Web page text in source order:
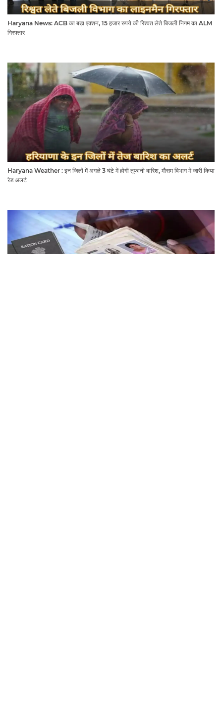
Haryana News: ACB का बड़ा एक्शन, 15 हजार रुपये की रिश्वत लेते बिजली निगम का ALM
गिरफ्तार
Haryana Weather : इन जिलों में अगले 3 घंटे में होगी तूफानी बारिश, मौसम विभाग में जारी किया
रेड अलर्ट